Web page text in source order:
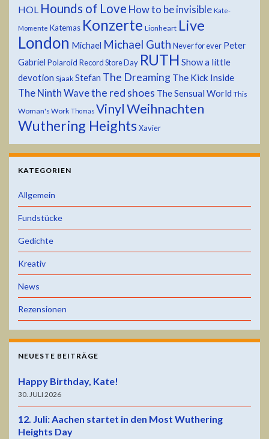
HOL Hounds of Love How to be invisible Kate-
Momente Katemas Konzerte Lionheart Live
London Michael Michael Guth Never for ever Peter
Gabriel Polaroid Record Store Day RUTH Show a little
devotion Sjaak Stefan The Dreaming The Kick Inside
The Ninth Wavethe red shoes The Sensual World This
Woman's Work Thomas VinylWeihnachten
Wuthering Heights Xavier
KATEGORIEN
Allgemein
Fundstücke
Gedichte
Kreativ
News
Rezensionen
NEUESTE BEITRÄGE
Happy Birthday, Kate!
30. JULI 2026
12. Juli: Aachen startet in den Most Wuthering
Heights Day